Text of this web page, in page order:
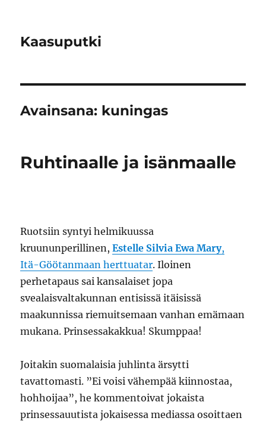
Kaasuputki
Avainsana: kuningas
Ruhtinaalle ja isänmaalle
Ruotsiin syntyi helmikuussa
kruununperillinen,Estelle Silvia Ewa Mary,
Itä-Göötanmaan herttuatar. Iloinen
perhetapaus sai kansalaiset jopa
svealaisvaltakunnan entisissä itäisissä
maakunnissa riemuitsemaan vanhan emämaan
mukana. Prinsessakakkua! Skumppaa!
Joitakin suomalaisia juhlinta ärsytti
tavattomasti. ”Ei voisi vähempää kiinnostaa,
hohhoijaa”, he kommentoivat jokaista
prinsessauutista jokaisessa mediassa osoittaen